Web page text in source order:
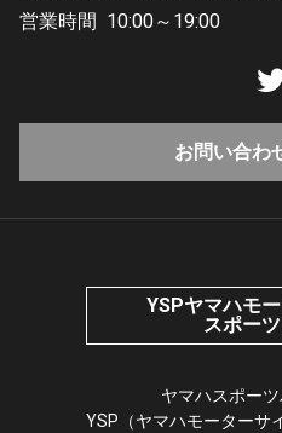
営業時間 10:00～19:00
お問い合わ
YSPヤマハモ
スポー
ヤマハスポー
YSP（ヤマハモーターサ